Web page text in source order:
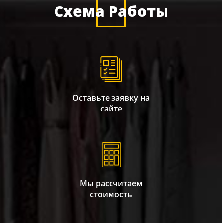
Схема Работы
Оставьте заявку на
сайте
Мы рассчитаем
стоимость